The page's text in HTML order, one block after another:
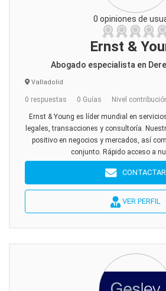
0 opiniones de
Ernst &
Abogado especialista en
Valladolid
0 respuestas 0 Guías Nivel
Ernst & Young es líder mundial en
legales, transacciones y consultoría.
positivo en negocios y mercados, así
conjunto. Rápido acceso a
CONTACTAR
VER PERFIL